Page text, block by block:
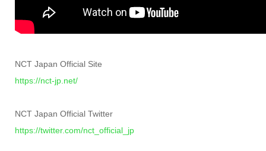
NCT Japan Official Site
https://nct-jp.net/
NCT Japan Official Twitter
https://twitter.com/nct_official_jp